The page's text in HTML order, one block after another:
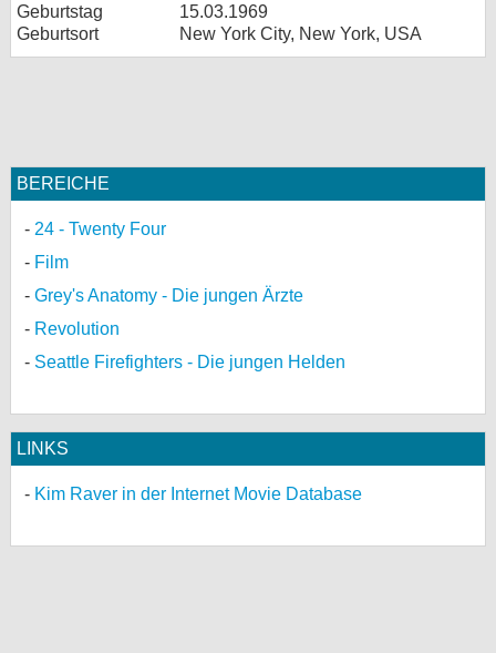
Geburtstag
15.03.1969
Geburtsort
New York City, New York, USA
BEREICHE
24 - Twenty Four
Film
Grey's Anatomy - Die jungen Ärzte
Revolution
Seattle Firefighters - Die jungen Helden
LINKS
Kim Raver in der Internet Movie Database